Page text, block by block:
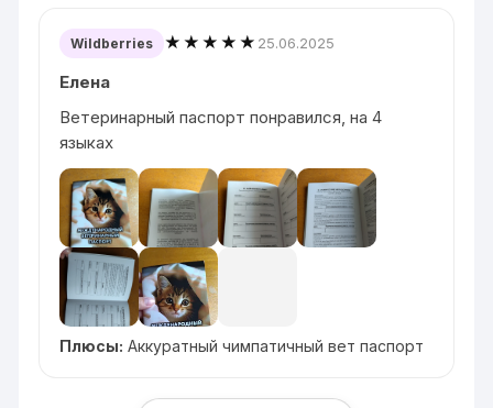
Wildberries ★★★★★ 25.06.2025
Елена
Ветеринарный паспорт понравился, на 4
языках
Плюсы: Аккуратный чимпатичный вет паспорт